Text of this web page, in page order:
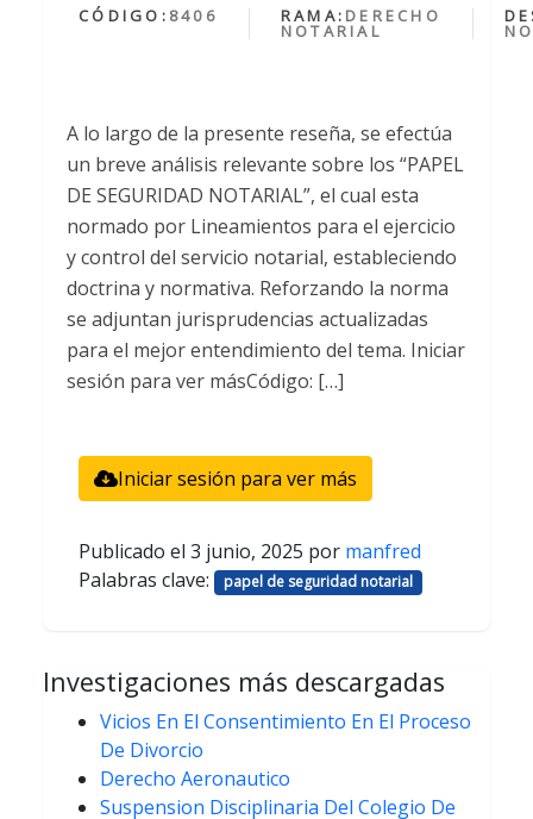
CÓDIGO: 8406 RAMA: DERECHO
NOTARIAL
A lo largo de la presente reseña, se efectúa
un breve análisis relevante sobre los “PAPEL
DE SEGURIDAD NOTARIAL”, el cual esta
normado por Lineamientos para el ejercicio
y control del servicio notarial, estableciendo
doctrina y normativa. Reforzando la norma
se adjuntan jurisprudencias actualizadas
para el mejor entendimiento del tema. Iniciar
sesión para ver másCódigo: […]
Iniciar sesión para ver más
Publicado el 3 junio, 2025 por manfred
Palabras clave:
papel de seguridad notarial
Investigaciones más descargadas
Vicios En El Consentimiento En El Proceso
De Divorcio
Derecho Aeronautico
Suspension Disciplinaria Del Colegio De